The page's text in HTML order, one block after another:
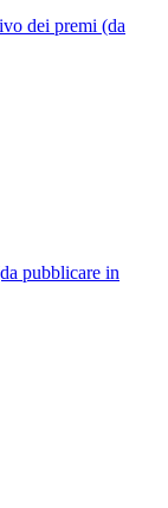
dei premi (da
pubblicare in